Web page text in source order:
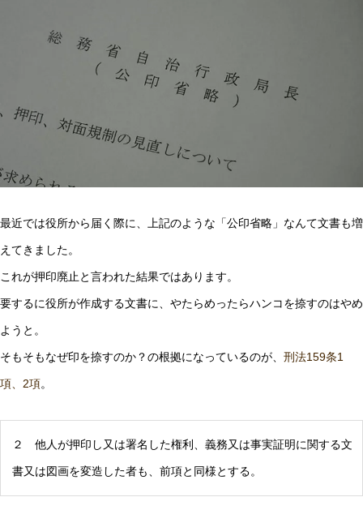
最近では役所から届く際に、上記のような「公印省略」なんて文書も増
えてきました。
これが押印廃止と言われた結果ではあります。
要するに役所が作成する文書に、やたらめったらハンコを捺すのはやめ
ようと。
そもそもなぜ印を捺すのか？の根拠になっているのが、 刑法159条1
項、2項。
２ 他人が押印し又は署名した権利、義務又は事実証明に関する文
書又は図画を変造した者も、前項と同様とする。